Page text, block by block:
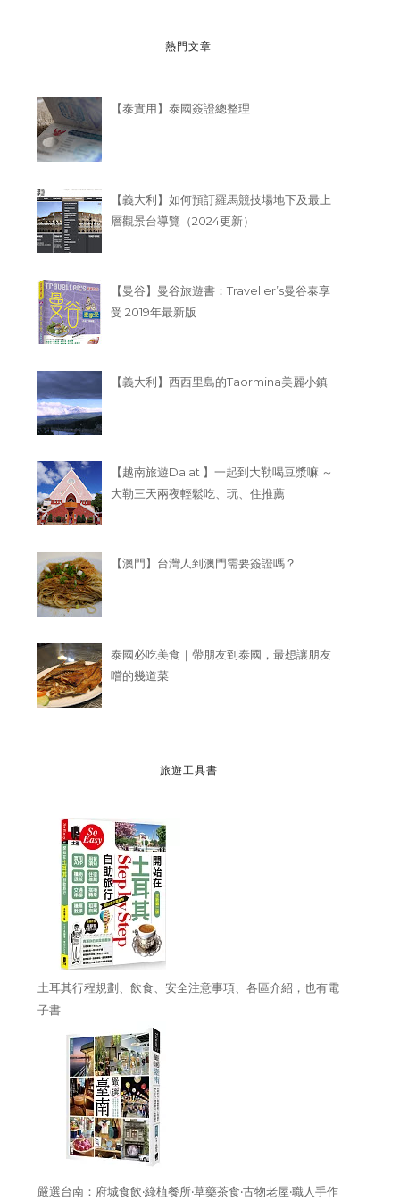
熱門文章
【泰實用】泰國簽證總整理
【義大利】如何預訂羅馬競技場地下及最上
層觀景台導覽（2024更新）
【曼谷】曼谷旅遊書：Traveller’s曼谷泰享
受 2019年最新版
【義大利】西西里島的Taormina美麗小鎮
【越南旅遊Dalat 】一起到大勒喝豆漿嘛 ～
大勒三天兩夜輕鬆吃、玩、住推薦
【澳門】台灣人到澳門需要簽證嗎？
泰國必吃美食｜帶朋友到泰國，最想讓朋友
嚐的幾道菜
旅遊工具書
土耳其行程規劃、飲食、安全注意事項、各區介紹，也有電
子書
嚴選台南：府城食飲‧綠植餐所‧草藥茶食‧古物老屋‧職人手作